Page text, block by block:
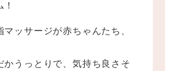
ッサージが赤ちゃんたち、
かうっとりで、気持ち良さそ